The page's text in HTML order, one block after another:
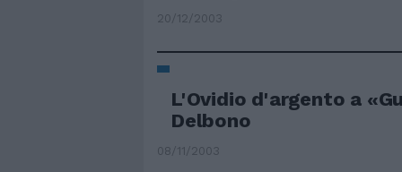
20/12/2003
L'Ovidio d'argento a
Delbono
08/11/2003